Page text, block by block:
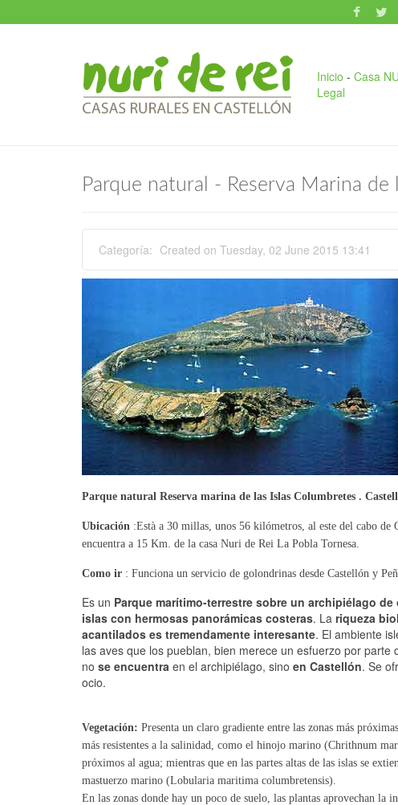
Inicio - Casa
Legal
Parque natural - Reserva Marina
Categoría: Created on Tuesday, 02 June 2015 13:41
Parque natural Reserva marina de las Islas Columbretes .
Ubicación :Està a 30 millas, unos 56 kilómetros, al este del cabo de
encuentra a 15 Km. de la casa Nuri de Rei La Pobla Tornesa.
Como ir : Funciona un servicio de golondrinas desde Castellón y
Es un Parque marítimo-terrestre sobre un archipiélago
islas con hermosas panorámicas costeras. La riqueza
acantilados es tremendamente interesante. El ambiente
las aves que los pueblan, bien merece un esfuerzo por parte
no se encuentra en el archipiélago, sino en Castellón. Se
ocio.
Vegetación: Presenta un claro gradiente entre las zonas más
más resistentes a la salinidad, como el hinojo marino (Chrithnum
próximos al agua; mientras que en las partes altas de las islas se
mastuerzo marino (Lobularia maritima columbretensis).
En las zonas donde hay un poco de suelo, las plantas aprovechan